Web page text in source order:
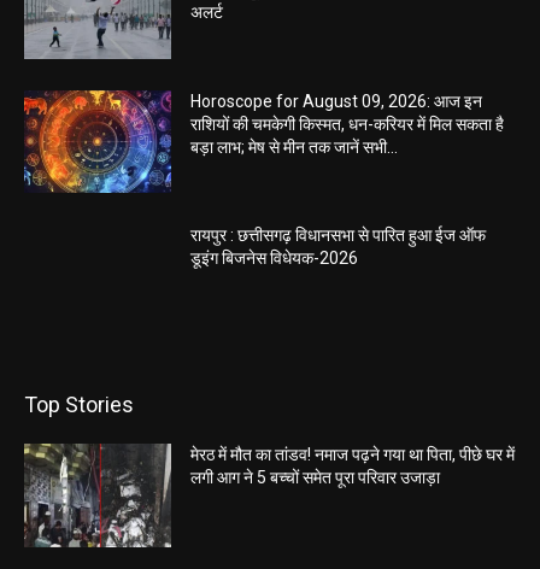
अलर्ट
Horoscope for August 09, 2026: आज इन
राशियों की चमकेगी किस्मत, धन-करियर में मिल सकता है
बड़ा लाभ; मेष से मीन तक जानें सभी...
रायपुर : छत्तीसगढ़ विधानसभा से पारित हुआ ईज ऑफ
डूइंग बिजनेस विधेयक-2026
Top Stories
मेरठ में मौत का तांडव! नमाज पढ़ने गया था पिता, पीछे घर में
लगी आग ने 5 बच्चों समेत पूरा परिवार उजाड़ा